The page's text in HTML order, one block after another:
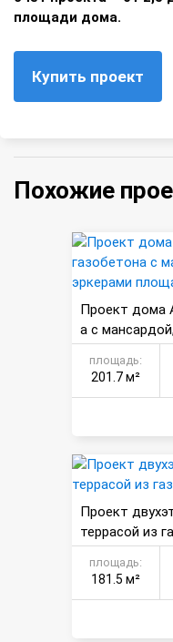
площади дома.
Купить проект
Похожие
Проект дома
а с
лощадью
площадь:
201.7 м²
Проект
террасой из
площадь:
181.5 м²